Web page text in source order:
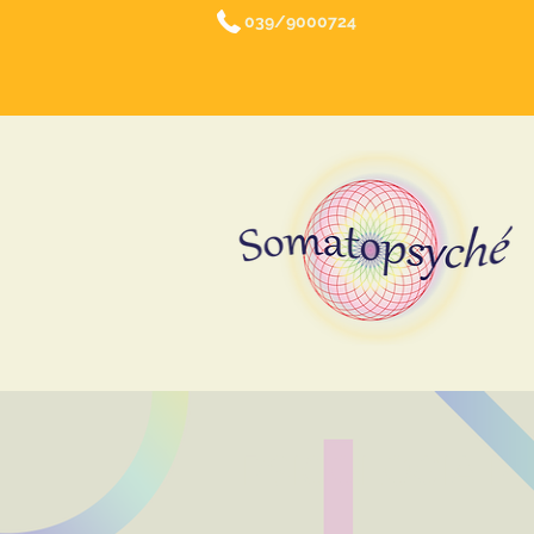
039/9000724
PSICOLOGIA